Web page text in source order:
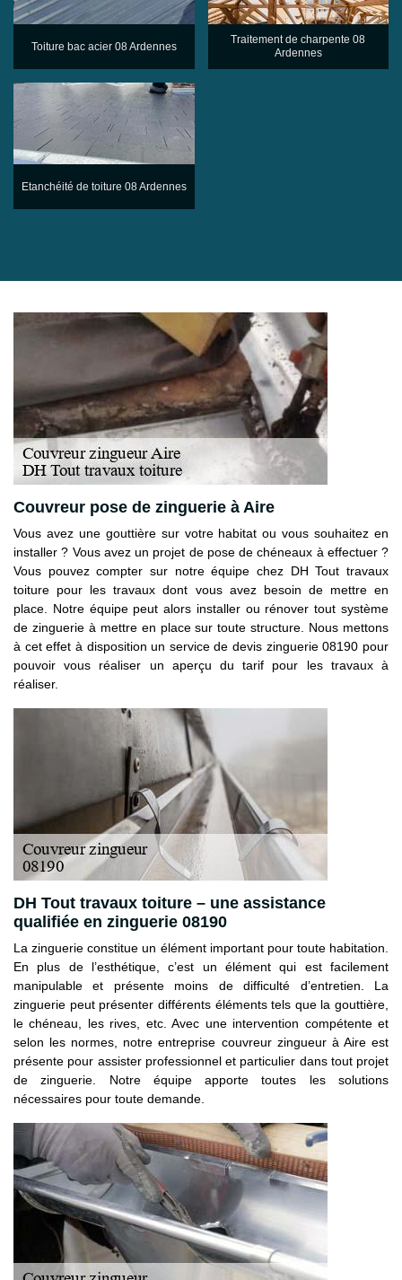
Toiture bac acier 08 Ardennes
Traitement de charpente 08
Ardennes
Etanchéité de toiture 08 Ardennes
Couvreur pose de zinguerie à Aire
Vous avez une gouttière sur votre habitat ou vous souhaitez en
installer ? Vous avez un projet de pose de chéneaux à effectuer ?
Vous pouvez compter sur notre équipe chez DH Tout travaux
toiture pour les travaux dont vous avez besoin de mettre en
place. Notre équipe peut alors installer ou rénover tout système
de zinguerie à mettre en place sur toute structure. Nous mettons
à cet effet à disposition un service de devis zinguerie 08190 pour
pouvoir vous réaliser un aperçu du tarif pour les travaux à
réaliser.
DH Tout travaux toiture – une assistance
qualifiée en zinguerie 08190
La zinguerie constitue un élément important pour toute habitation.
En plus de l’esthétique, c’est un élément qui est facilement
manipulable et présente moins de difficulté d’entretien. La
zinguerie peut présenter différents éléments tels que la gouttière,
le chéneau, les rives, etc. Avec une intervention compétente et
selon les normes, notre entreprise couvreur zingueur à Aire est
présente pour assister professionnel et particulier dans tout projet
de zinguerie. Notre équipe apporte toutes les solutions
nécessaires pour toute demande.